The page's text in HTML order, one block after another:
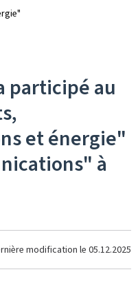
participé au
et énergie"
à
modification le 05.12.2025